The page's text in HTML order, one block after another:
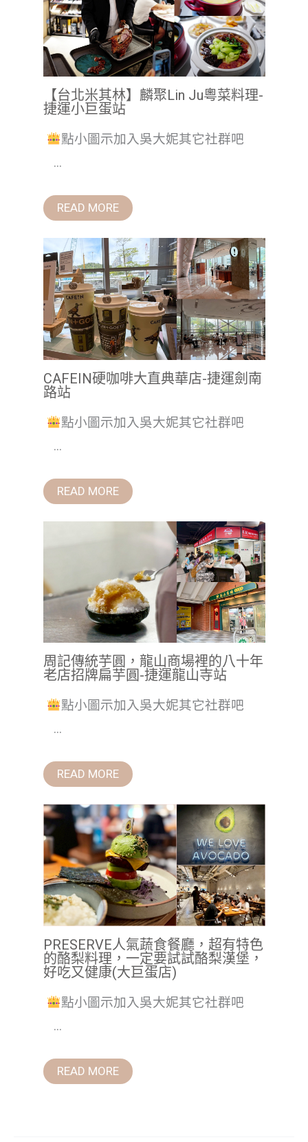
【台北米其林】麟聚Lin Ju粵菜料理-
捷運小巨蛋站
點小圖示加入吳大妮其它社群吧
...
READ MORE
CAFEIN硬咖啡大直典華店-捷運劍南
路站
點小圖示加入吳大妮其它社群吧
...
READ MORE
周記傳統芋圓，龍山商場裡的八十年
老店招牌扁芋圓-捷運龍山寺站
點小圖示加入吳大妮其它社群吧
...
READ MORE
PRESERVE人氣蔬食餐廳，超有特色
的酪梨料理，一定要試試酪梨漢堡，
好吃又健康(大巨蛋店)
點小圖示加入吳大妮其它社群吧
...
READ MORE